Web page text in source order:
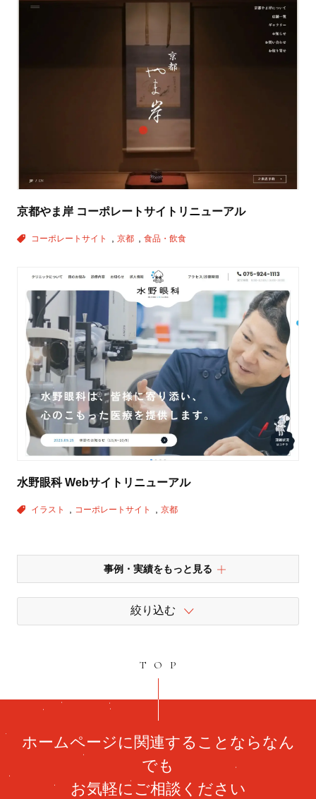
京都やま岸 コーポレートサイトリニューアル
コーポレートサイト 京都 食品・飲食
水野眼科 Webサイトリニューアル
イラスト コーポレートサイト 京都
事例・実績をもっと見る
絞り込む
TOP
ホームページに関連することならなん
でも
お気軽にご相談ください